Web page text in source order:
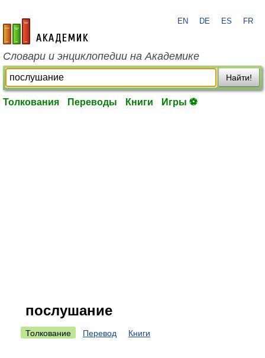
academic.ru
EN DE ES FR
Словари и энциклопедии на Академике
Найти!
Толкования Переводы Книги Игры ⚽
послушание
Толкование Перевод Книги